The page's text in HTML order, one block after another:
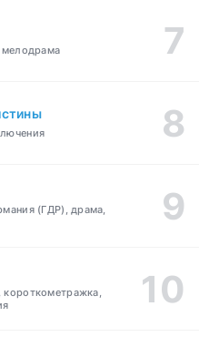
мелодрама
(ГДР), драма,